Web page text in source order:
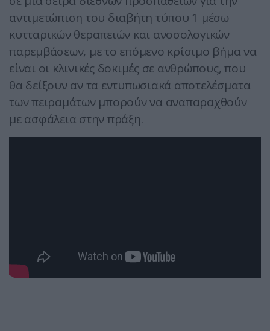
αντιμετώπιση του διαβήτη τύπου 1 μέσω
κυτταρικών θεραπειών και ανοσολογικών
παρεμβάσεων, με το επόμενο κρίσιμο βήμα να
είναι οι κλινικές δοκιμές σε ανθρώπους, που
θα δείξουν αν τα εντυπωσιακά αποτελέσματα
των πειραμάτων μπορούν να αναπαραχθούν
με ασφάλεια στην πράξη.